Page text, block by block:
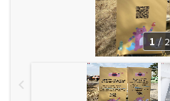
1 / 2